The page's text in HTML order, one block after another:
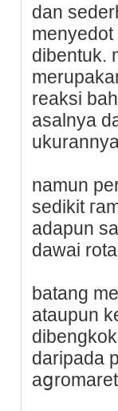
dan
dibentuk.
reaksi
asalnya
namun
sedikit
adapun
dawai
batang
ataupun
daripada